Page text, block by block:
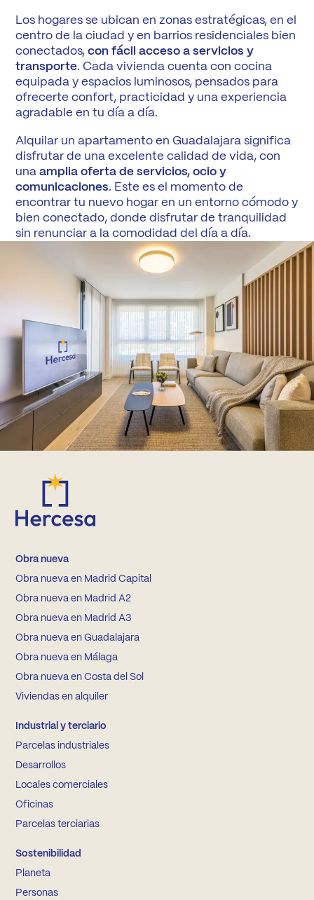
Los hogares se ubican en zonas estratégicas, en el
centro de la ciudad y en barrios residenciales bien
conectados,con fácil acceso a servicios y
transporte. Cada vivienda cuenta con cocina
equipada y espacios luminosos, pensados para
ofrecerte confort, practicidad y una experiencia
agradable en tu día a día.
Alquilar un apartamento en Guadalajara significa
disfrutar de una excelente calidad de vida, con
unaamplia oferta de servicios, ocio y
comunicaciones. Este es el momento de
encontrar tu nuevo hogar en un entorno cómodo y
bien conectado, donde disfrutar de tranquilidad
sin renunciar a la comodidad del día a día.
Obra nueva
Obra nueva en Madrid Capital
Obra nueva en Madrid A2
Obra nueva en Madrid A3
Obra nueva en Guadalajara
Obra nueva en Málaga
Obra nueva en Costa del Sol
Viviendas en alquiler
Industrial y terciario
Parcelas industriales
Desarrollos
Locales comerciales
Oficinas
Parcelas terciarias
Sostenibilidad
Planeta
Personas